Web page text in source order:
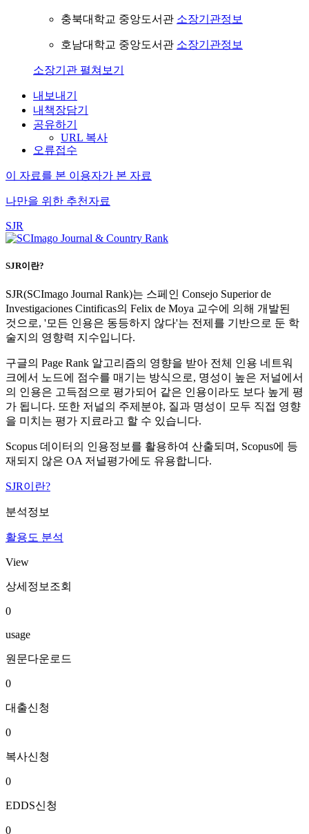
충북대학교 중앙도서관 소장기관정보
호남대학교 중앙도서관 소장기관정보
소장기관 펼쳐보기
내보내기
내책장담기
공유하기
URL 복사
오류접수
이 자료를 본 이용자가 본 자료
나만을 위한 추천자료
SJR
SJR이란?
SJR(SCImago Journal Rank)는 스페인 Consejo Superior de
Investigaciones Cintificas의 Felix de Moya 교수에 의해 개발된
것으로, '모든 인용은 동등하지 않다'는 전제를 기반으로 둔 학
술지의 영향력 지수입니다.
구글의 Page Rank 알고리즘의 영향을 받아 전체 인용 네트워
크에서 노드에 점수를 매기는 방식으로, 명성이 높은 저널에서
의 인용은 고득점으로 평가되어 같은 인용이라도 보다 높게 평
가 됩니다. 또한 저널의 주제분야, 질과 명성이 모두 직접 영향
을 미치는 평가 지료라고 할 수 있습니다.
Scopus 데이터의 인용정보를 활용하여 산출되며, Scopus에 등
재되지 않은 OA 저널평가에도 유용합니다.
SJR이란?
분석정보
활용도 분석
View
상세정보조회
0
usage
원문다운로드
0
대출신청
0
복사신청
0
EDDS신청
0